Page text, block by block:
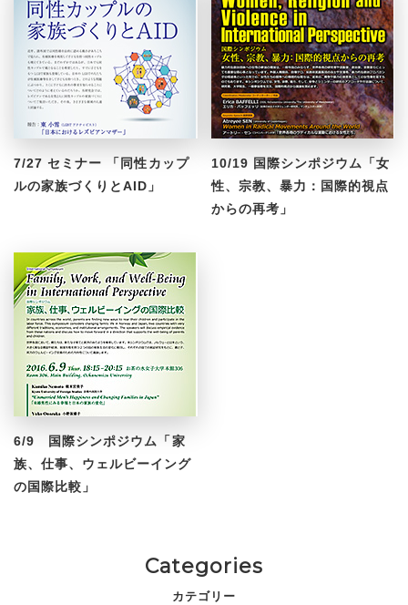
7/27 セミナー 「同性カップ
ルの家族づくりとAID」
10/19 国際シンポジウム「女
性、宗教、暴力：国際的視点
からの再考」
6/9 国際シンポジウム「家
族、仕事、ウェルビーイング
の国際比較」
Categories
カテゴリー